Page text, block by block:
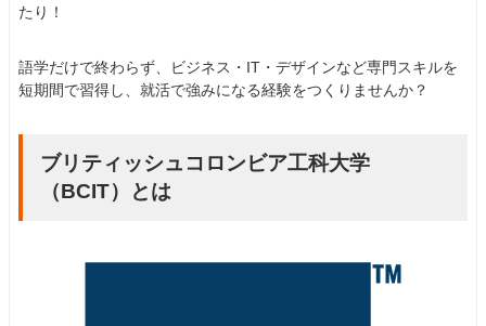
たり！
語学だけで終わらず、ビジネス・IT・デザインなど専門スキルを
短期間で習得し、就活で強みになる経験をつくりませんか？
ブリティッシュコロンビア工科大学
（BCIT）とは